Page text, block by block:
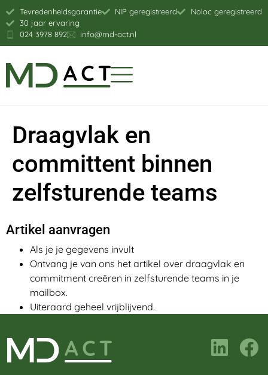
Tevredenheidsgarantie NIP geregistreerd
Noloc geregistreerd
30 jaar ervaring
024 3978 892
info@md-act.nl
Draagvlak en
committent binnen
zelfsturende teams
Artikel aanvragen
Als je je gegevens invult
Ontvang je van ons het artikel over draagvlak en
commitment creëren in zelfsturende teams in je
mailbox.
Uiteraard geheel vrijblijvend.